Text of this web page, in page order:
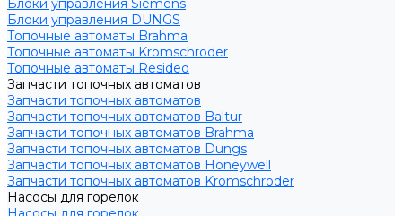
Блоки управления Siemens
Блоки управления DUNGS
Топочные автоматы Brahma
Топочные автоматы Kromschroder
Топочные автоматы Resideo
Запчасти топочных автоматов
Запчасти топочных автоматов
Запчасти топочных автоматов Baltur
Запчасти топочных автоматов Brahma
Запчасти топочных автоматов Dungs
Запчасти топочных автоматов Honeywell
Запчасти топочных автоматов Kromschroder
Насосы для горелок